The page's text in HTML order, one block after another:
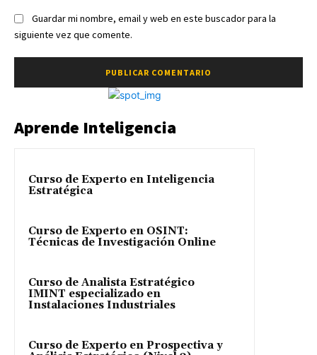
Guardar mi nombre, email y web en este buscador para la
siguiente vez que comente.
Aprende Inteligencia
Curso de Experto en Inteligencia
Estratégica
Curso de Experto en OSINT:
Técnicas de Investigación Online
Curso de Analista Estratégico
IMINT especializado en
Instalaciones Industriales
Curso de Experto en Prospectiva y